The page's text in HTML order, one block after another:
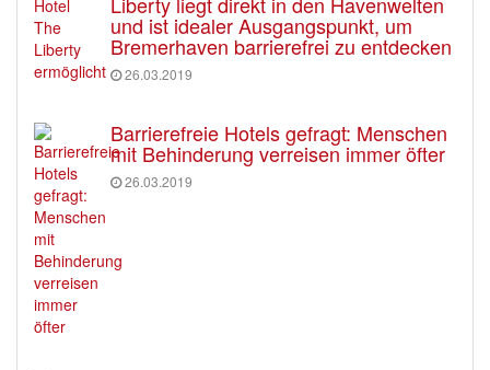
und ist idealer Ausgangspunkt, um
Bremerhaven barrierefrei zu entdecken
26.03.2019
Barrierefreie Hotels gefragt: Menschen
mit Behinderung verreisen immer öfter
26.03.2019